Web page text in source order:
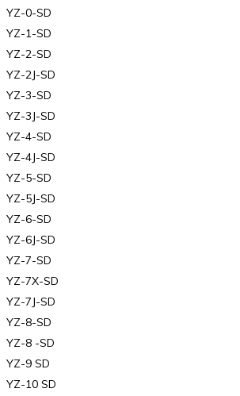
YZ-0-SD
YZ-1-SD
YZ-2-SD
YZ-2J-SD
YZ-3-SD
YZ-3J-SD
YZ-4-SD
YZ-4J-SD
YZ-5-SD
YZ-5J-SD
YZ-6-SD
YZ-6J-SD
YZ-7-SD
YZ-7X-SD
YZ-7J-SD
YZ-8-SD
YZ-8 -SD
YZ-9 SD
YZ-10 SD